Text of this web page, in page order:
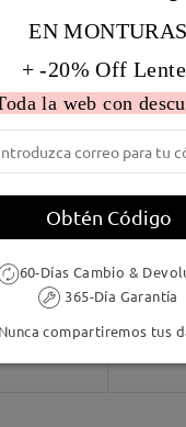
16,95 € M39047
25,95 €
EN MONTURAS
+ -20% Off
la web con
Obtén Código
60-Días Cambio &
365-Día Garantía
Nunca compartiremos tus